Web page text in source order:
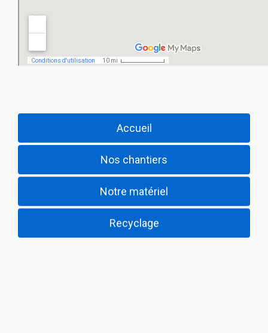
Accueil
Nos chantiers
Notre matériel
Recyclage